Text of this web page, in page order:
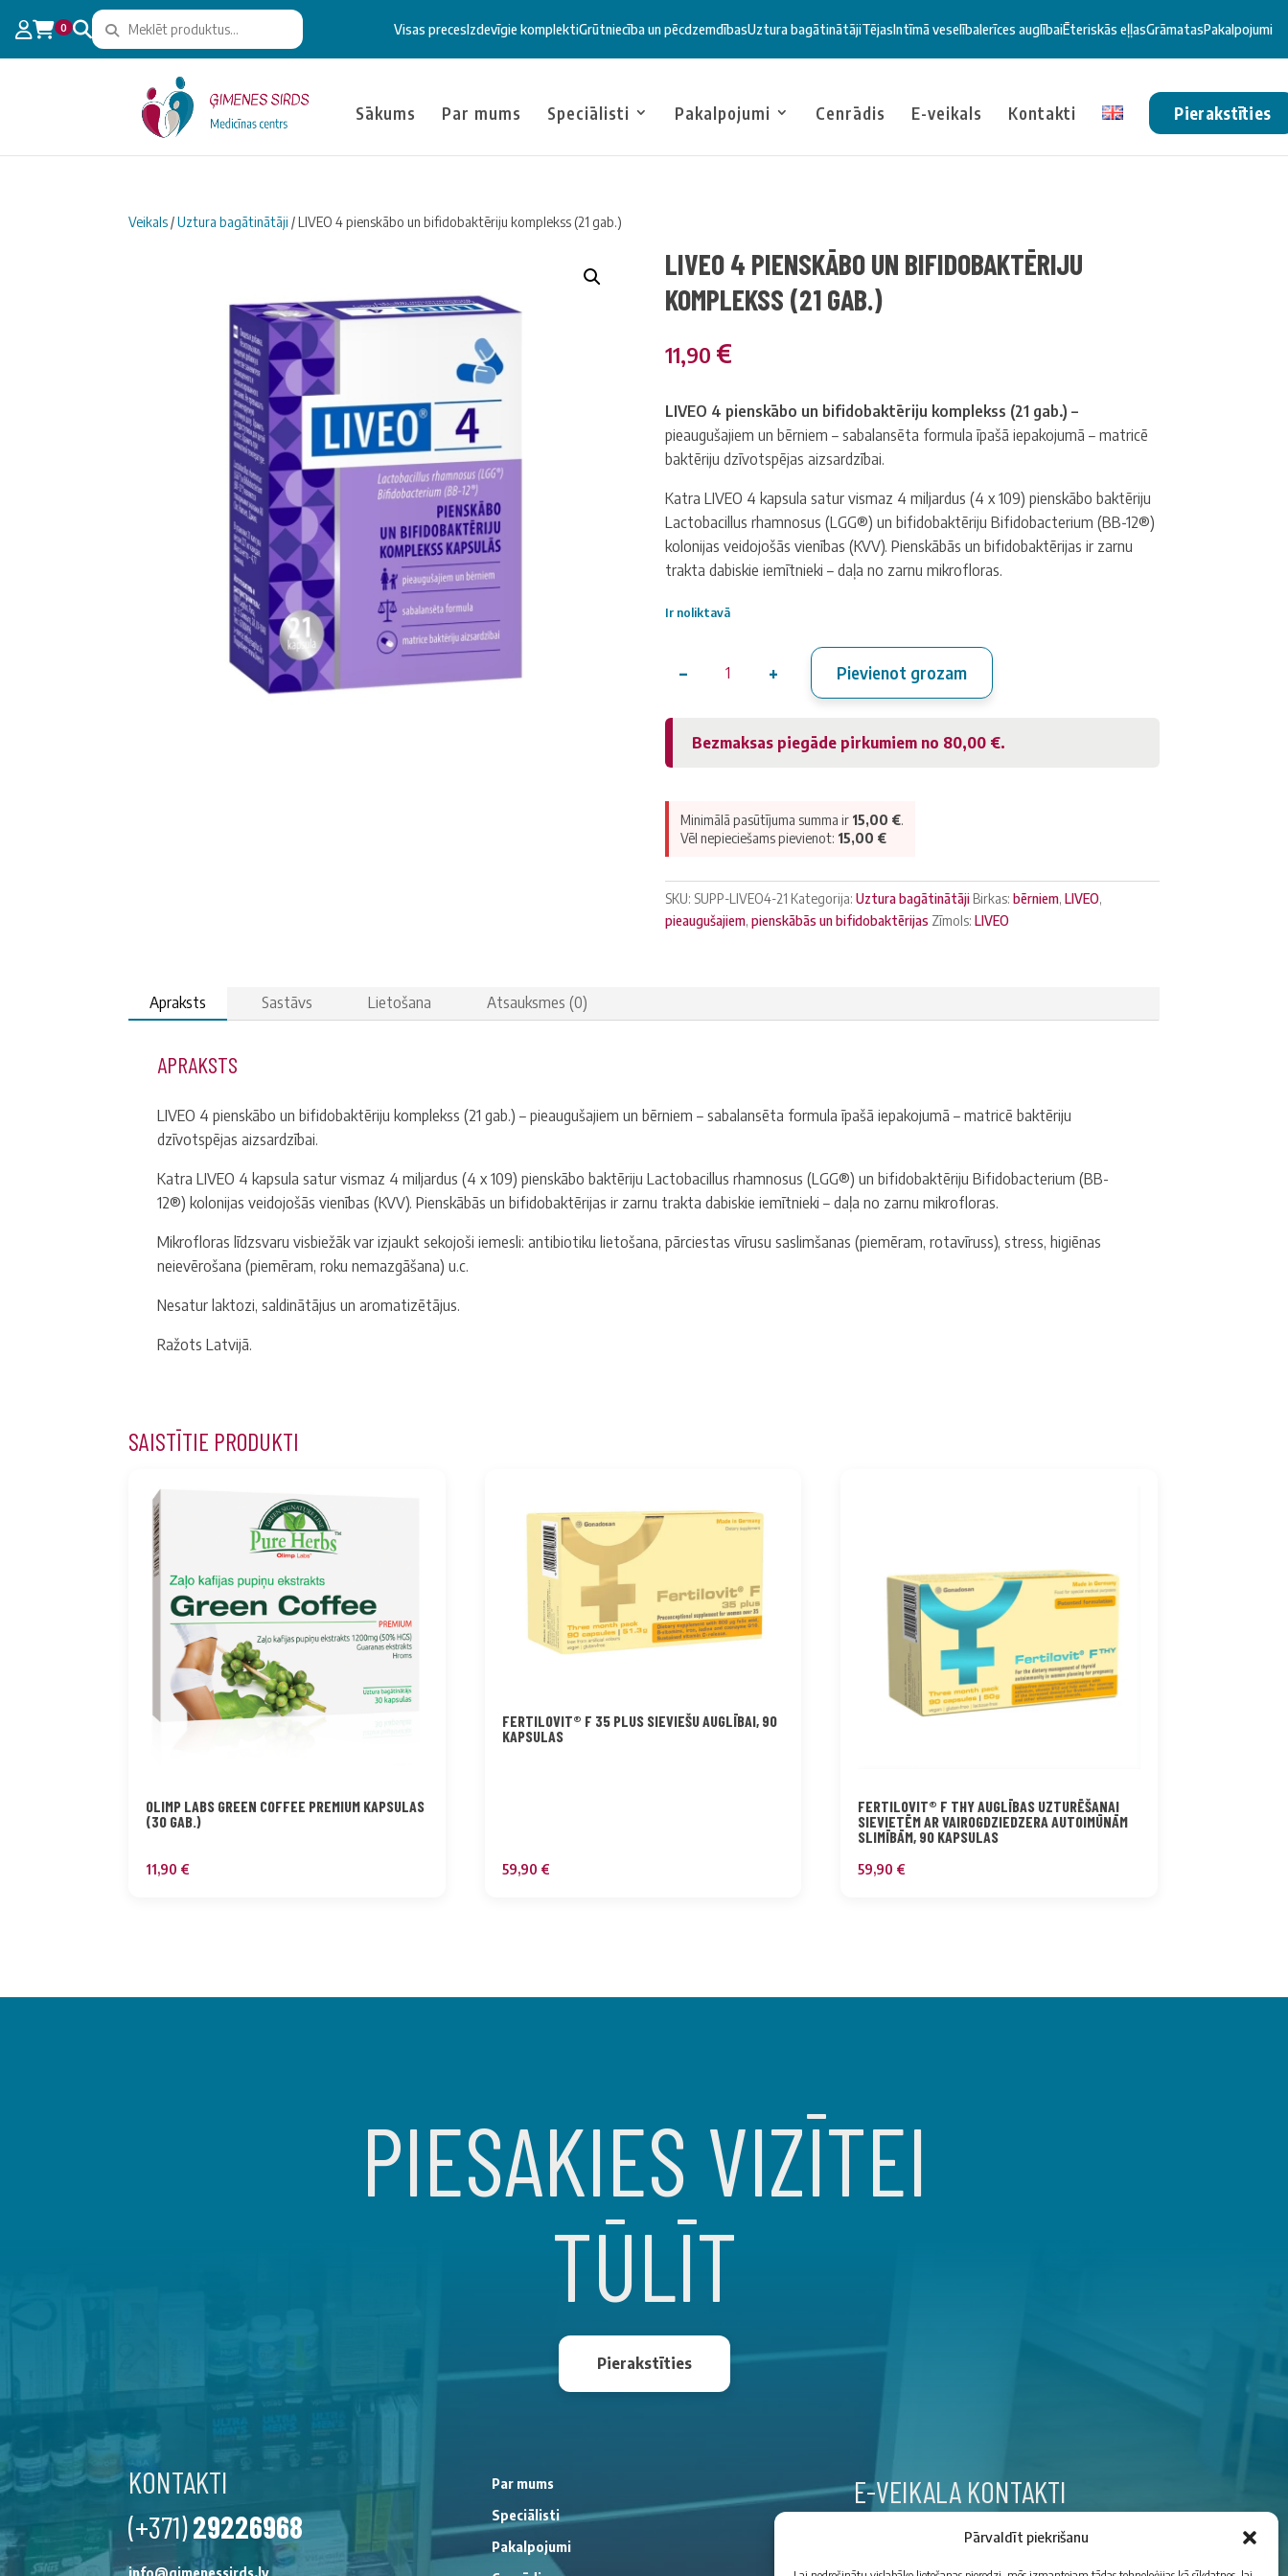
Pārvaldīt piekrišanu
0 Visas precesIzdevīgie komplektiGrūtniecība un pēcdzemdībasUztura bagātinātājiTējasIntīmā veselībaIerīces auglībaiĒteriskās eļļasGrāmatasPakalpojumi
Sākums Par mums Speciālisti Pakalpojumi Cenrādis E-veikals Kontakti Pierakstīties
Veikals/Uztura bagātinātāji / LIVEO 4 pienskābo un bifidobaktēriju komplekss (21 gab.)
LIVEO 4 PIENSKĀBO UN BIFIDOBAKTĒRIJU
KOMPLEKSS (21 GAB.)
11,90 €
LIVEO 4 pienskābo un bifidobaktēriju komplekss (21 gab.) –
pieaugušajiem un bērniem – sabalansēta formula īpašā iepakojumā – matricē
baktēriju dzīvotspējas aizsardzībai.
Katra LIVEO 4 kapsula satur vismaz 4 miljardus (4 x 109) pienskābo baktēriju
Lactobacillus rhamnosus (LGG®) un bifidobaktēriju Bifidobacterium (BB-12®)
kolonijas veidojošās vienības (KVV). Pienskābās un bifidobaktērijas ir zarnu
trakta dabiskie iemītnieki – daļa no zarnu mikrofloras.
Ir noliktavā
−
pienskābo
bifidobaktēriju
gab.)
daudzums
+ Pievienot grozam
Bezmaksas piegāde pirkumiem no 80,00 €.
Minimālā pasūtījuma summa ir 15,00 €.
Vēl nepieciešams pievienot: 15,00 €
SKU: SUPP-LIVEO4-21 Kategorija: Uztura bagātinātāji Birkas: bērniem, LIVEO,
pieaugušajiem, pienskābās un bifidobaktērijas Zīmols: LIVEO
Apraksts Sastāvs Lietošana Atsauksmes (0)
APRAKSTS
LIVEO 4 pienskābo un bifidobaktēriju komplekss (21 gab.) –pieaugušajiem un bērniem – sabalansēta formula īpašā iepakojumā – matricē baktēriju
dzīvotspējas aizsardzībai.
Katra LIVEO 4 kapsula satur vismaz 4 miljardus (4 x 109) pienskābo baktēriju Lactobacillus rhamnosus (LGG®) un bifidobaktēriju Bifidobacterium (BB-
12®) kolonijas veidojošās vienības (KVV). Pienskābās un bifidobaktērijas ir zarnu trakta dabiskie iemītnieki – daļa no zarnu mikrofloras.
Mikrofloras līdzsvaru visbiežāk var izjaukt sekojoši iemesli: antibiotiku lietošana, pārciestas vīrusu saslimšanas (piemēram, rotavīruss), stress, higiēnas
neievērošana (piemēram, roku nemazgāšana) u.c.
Nesatur laktozi, saldinātājus un aromatizētājus.
Ražots Latvijā.
SAISTĪTIE PRODUKTI
OLIMP LABS GREEN COFFEE PREMIUM KAPSULAS
(30 GAB.)
11,90 €
FERTILOVIT® F 35 PLUS SIEVIEŠU AUGLĪBAI, 90
KAPSULAS
59,90 €
FERTILOVIT® F THY AUGLĪBAS UZTURĒŠANAI
SIEVIETĒM AR VAIROGDZIEDZERA AUTOIMŪNĀM
SLIMĪBĀM, 90 KAPSULAS
59,90 €
PIESAKIES VIZĪTEI
TŪLĪT
Pierakstīties
KONTAKTI
(+371)29226968
Par mums
Speciālisti
Pakalpojumi
E-VEIKALA KONTAKTI
29176194